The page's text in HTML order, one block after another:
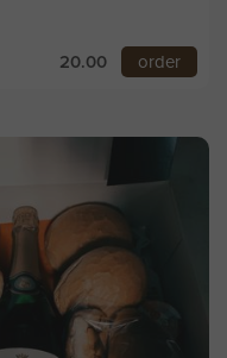
20.00 order